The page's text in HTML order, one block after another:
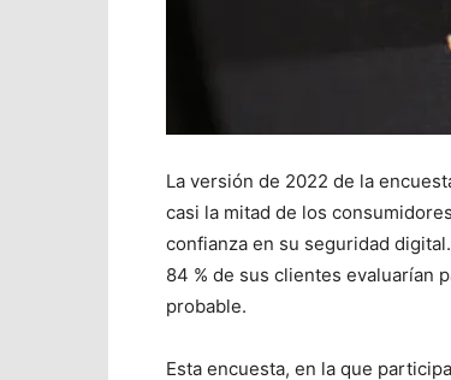
La versión de 2022 de la
casi la mitad de los
confianza en su seguridad
84 % de sus clientes evaluarían
probable.
Esta encuesta, en la que